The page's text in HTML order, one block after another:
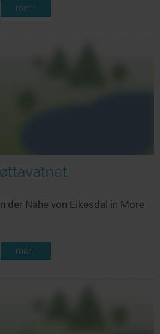
mehr
der Nähe von Eikesdal in More
mehr